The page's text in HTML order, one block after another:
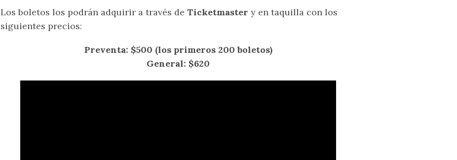
Los boletos los podrán adquirir a través de Ticketmaster y en taquilla con los
siguientes precios:
Preventa: $500 (los primeros 200 boletos)
General: $620